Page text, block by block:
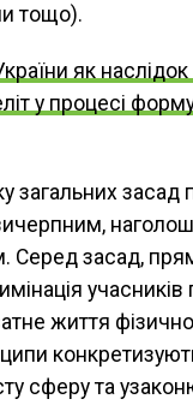
тощо).
як
у процесі
засад
засад,
життя
сферу та